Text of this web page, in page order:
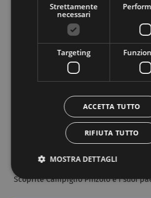
La val Rendena durante l'estate vi
di stare all'aria aperta e di
circonda, tra escursioni, gite in
cavallo e voli in parapendio. In questa
vostra disposizione due campi da golf,
Rendena e il Golf Club Campo Carlo
vacanza durante tutte le stagioni,
hanno ospitato anche l'imperatrice
concentrano sul presente, con uno
futuro, che si riflette nelle strutture
nell'attenzione verso eventi sportivi e
Scoprite Campiglio Pinzolo e i suoi
Strettamente
necessari
Targeting
ACCETTA TUTTO
RIFIUTA TUTTO
MOSTRA DETTAGLI